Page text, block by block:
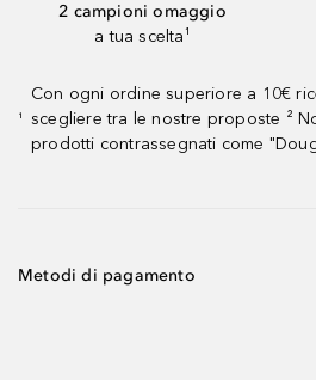
2 campioni omaggio
a tua scelta¹
¹
Con ogni ordine superiore a 10€
scegliere tra le nostre proposte ²
prodotti contrassegnati come
Metodi di pagamento